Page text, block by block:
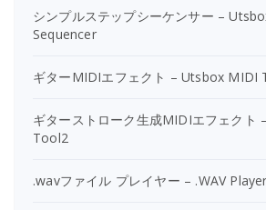
シンプルステップシーケンサー –
Sequencer
ギターMIDIエフェクト – Utsbox MIDI
ギターストローク生成MIDIエフェクト
Tool2
.wavファイル プレイヤー – .WAV Player